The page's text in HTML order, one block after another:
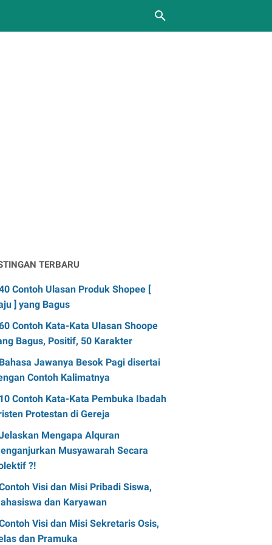
TERBARU
Contoh Ulasan Produk Shopee [
] yang Bagus
Contoh Kata-Kata Ulasan Shoope
Bagus, Positif, 50 Karakter
Bahasa Jawanya Besok Pagi disertai
Contoh Kalimatnya
10 Contoh Kata-Kata Pembuka Ibadah
Protestan di Gereja
Mengapa Alquran
Musyawarah Secara
?!
Visi dan Misi Pribadi Siswa,
dan Karyawan
Visi dan Misi Sekretaris Osis,
dan Pramuka